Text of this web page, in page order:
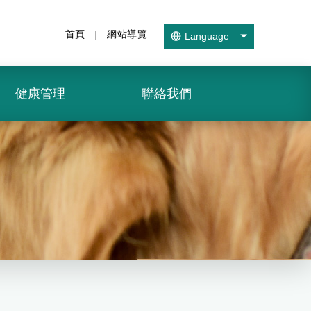
首頁 | 網站導覽 Language
健康管理 聯絡我們